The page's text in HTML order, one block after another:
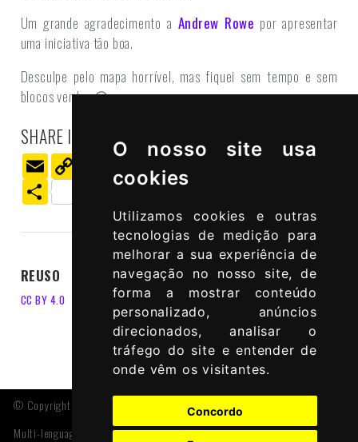
O nosso site usa
cookies
Utilizamos cookies e outras
tecnologias de medição para
melhorar a sua experiência de
navegação no nosso site, de
forma a mostrar conteúdo
personalizado, anúncios
direcionados, analisar o
tráfego do site e entender de
onde vêm os visitantes.
Concordo
Um grande agradecimento a Andrew Rowe por apresentar
uma iniciativa tão boa.
Desculpe pelo mapa horrível, mas fiquei sem tempo e sem
blocos verdes 😅
SHARE IT ON SOCIAL MEDIA:
Email LinkedInFacebook Bluesky
X ThreadsMastodon
Share
REUSO
CC BY 4.0
© Copyright 2024 CC-BY-NC, Edgar Rodríguez-Huerta
Multi-lenguage thanks tobabelquartoandJoel Nitta Website